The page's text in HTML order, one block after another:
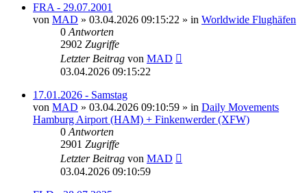
FRA - 29.07.2001
von MAD » 03.04.2026 09:15:22 » in Worldwide Flughäfen
0 Antworten
2902 Zugriffe
Letzter Beitrag von MAD
03.04.2026 09:15:22
17.01.2026 - Samstag
von MAD » 03.04.2026 09:10:59 » in Daily Movements
Hamburg Airport (HAM) + Finkenwerder (XFW)
0 Antworten
2901 Zugriffe
Letzter Beitrag von MAD
03.04.2026 09:10:59